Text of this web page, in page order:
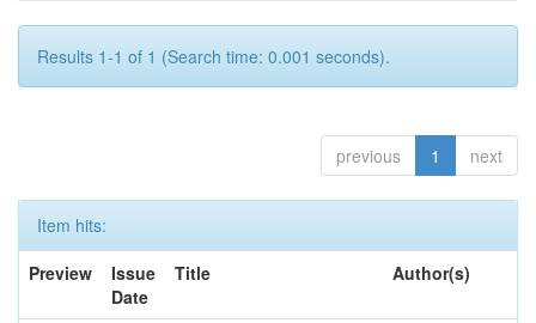
Results 1-1 of 1 (Search time: 0.001 seconds).
previous 1 next
Item hits:
Preview
Issue
Date
Title Author(s)